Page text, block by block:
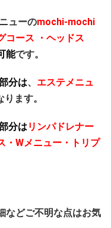
ューのmochi-mochi
コース ・ヘッドス
能です。
分は、 エステメニュ
ります。
分はリンパドレナー
・Wメニュー・トリプ
などご不明な点はお気